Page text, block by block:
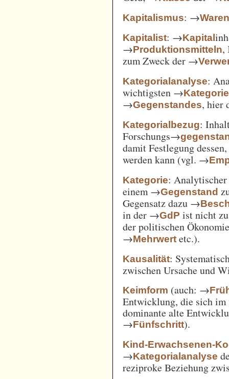
Kapitalismus: →
Kapitalist: →Kapital
→Produktionsmitteln,
zum Zweck der →
Kategorialanalyse:
wichtigsten →
→Gegenstandes, hier
Kategorialbezug:
Forschungs→
damit Festlegung
werden kann (vgl. →
Kategorie:
einem →Gegenstand
Gegensatz dazu →
in der →GdP ist nicht
der politischen
→Mehrwert etc.).
Kausalität:
zwischen Ursache und
Keimform (auch: →
Entwicklung, die sich im
dominante alte
→Fünfschritt).
Kind-Erwachsenen-
→Kategorialanalyse
reziproke Beziehung